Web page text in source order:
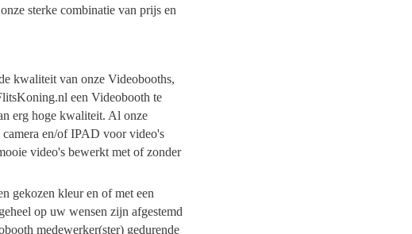
sterke combinatie van prijs en
kwaliteit van onze Videobooths,
een Videobooth te
erg hoge kwaliteit. Al onze
en/of IPAD voor video's
video's bewerkt met of zonder
gekozen kleur en of met een
op uw wensen zijn afgestemd
medewerker(ster) gedurende